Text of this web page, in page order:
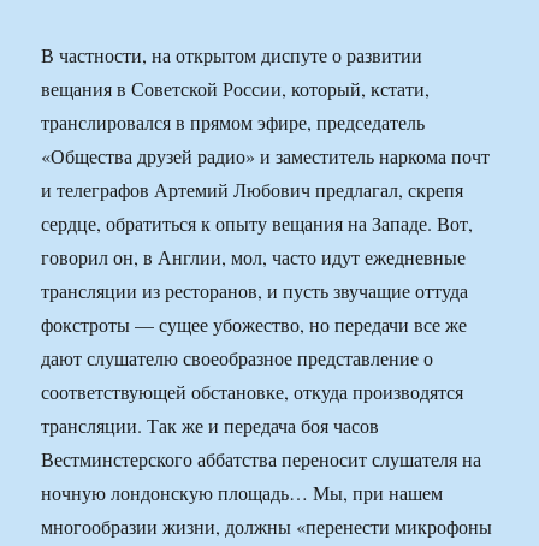
В частности, на открытом диспуте о развитии
вещания в Советской России, который, кстати,
транслировался в прямом эфире, председатель
«Общества друзей радио» и заместитель наркома почт
и телеграфов Артемий Любович предлагал, скрепя
сердце, обратиться к опыту вещания на Западе. Вот,
говорил он, в Англии, мол, часто идут ежедневные
трансляции из ресторанов, и пусть звучащие оттуда
фокстроты — сущее убожество, но передачи все же
дают слушателю своеобразное представление о
соответствующей обстановке, откуда производятся
трансляции. Так же и передача боя часов
Вестминстерского аббатства переносит слушателя на
ночную лондонскую площадь… Мы, при нашем
многообразии жизни, должны «перенести микрофоны